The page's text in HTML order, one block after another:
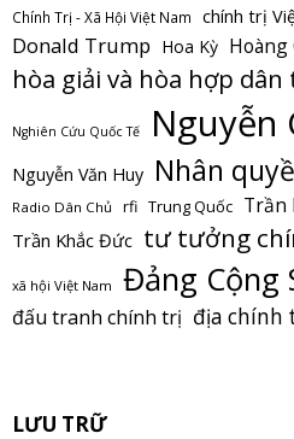
Chính Trị - Xã Hội Việt Nam chính trị
Donald Trump Hoa Kỳ Hoàng
hòa giải và hòa hợp dân
Nghiên Cứu Quốc Tế Nguyễn
Nguyễn Văn Huy Nhân
Radio Dân Chủ rfi Trung Quốc Trần
Trần Khắc Đức tư tưởng
xã hội Việt Nam Đảng Cộng
đấu tranh chính trị địa chính
LƯU TRỮ